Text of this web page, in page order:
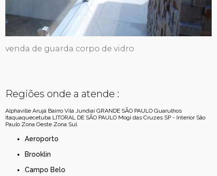
venda de guarda corpo de vidro
Regiões onde a atende :
Alphaville Arujá Bairro Vila Jundiaí GRANDE SÃO PAULO Guarulhos
Itaquaquecetuba LITORAL DE SÃO PAULO Mogi das Cruzes SP - Interior São
Paulo Zona Oeste Zona Sul
Aeroporto
Brooklin
Campo Belo